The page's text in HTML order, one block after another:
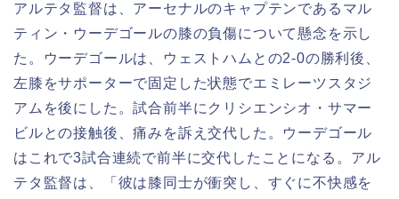
アルテタ監督は、アーセナルのキャプテンであるマル
ティン・ウーデゴールの膝の負傷について懸念を示し
た。ウーデゴールは、ウェストハムとの2-0の勝利後、
左膝をサポーターで固定した状態でエミレーツスタジ
アムを後にした。試合前半にクリシエンシオ・サマー
ビルとの接触後、痛みを訴え交代した。ウーデゴール
はこれで3試合連続で前半に交代したことになる。アル
テタ監督は、「彼は膝同士が衝突し、すぐに不快感を